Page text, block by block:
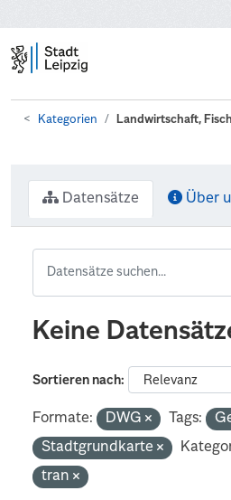
Kategorien Landwirtschaft,
Datensätze Über
Keine
Sortieren nach
Formate: DWG Tags:
Stadtgrundkarte
tran